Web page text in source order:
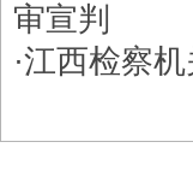
审宣判
·江西检察